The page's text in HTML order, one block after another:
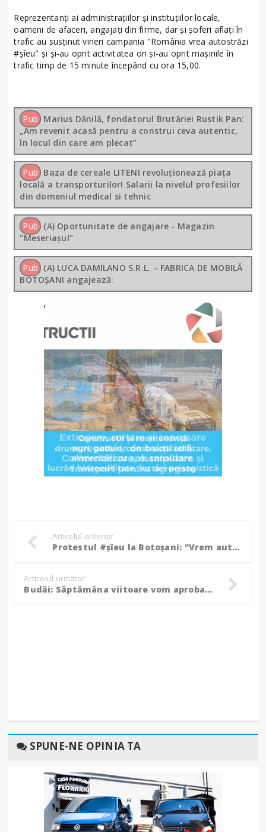
Reprezentanţi ai administraţiilor şi instituţiilor locale,
oameni de afaceri, angajaţi din firme, dar şi şoferi aflaţi în
trafic au susţinut vineri campania "România vrea autostrăzi
#şîeu" şi şi-au oprit activitatea ori şi-au oprit maşinile în
trafic timp de 15 minute începând cu ora 15,00.
Pub Marius Dănilă, fondatorul Brutăriei Rustik Pan:
„Am revenit acasă pentru a construi ceva autentic,
în locul din care am plecat”
Pub Baza de cereale LITENI revoluționează piața
locală a transporturilor! Salarii la nivelul profesiilor
din domeniul medical si tehnic
Pub (A) Oportunitate de angajare - Magazin
"Meseriașul"
Pub (A) LUCA DAMILANO S.R.L. – FABRICA DE MOBILĂ
BOTOȘANI angajează:
Articolul anterior
Protestul #șîeu la Botoșani: "Vrem autostradă acum, nu peste 130 de ani!" FOTO, VIDEO
Articolul următor
Budăi: Săptămâna viitoare vom aproba o Ordonanță pentru problemele angajaților din Sănătate
SPUNE-NE OPINIA TA